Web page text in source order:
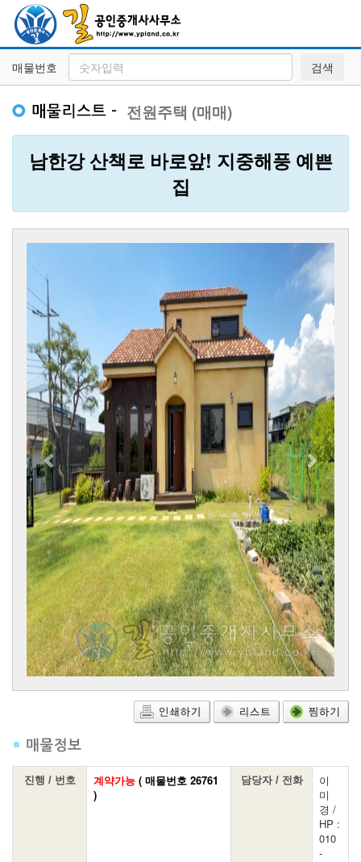
매물번호 검색
전원주택 (매매)
남한강 산책로 바로앞! 지중해풍 예쁜
집
Next
진행 / 번호 계약가능 ( 매물번호 26761
)
담당자 / 전화
이
미
경 /
HP :
010
-